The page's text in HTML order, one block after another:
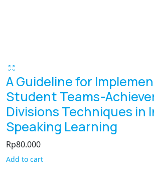
A Guideline for
Student Teams-
Divisions Techniques in
Speaking Learning
Rp80.000
Add to cart